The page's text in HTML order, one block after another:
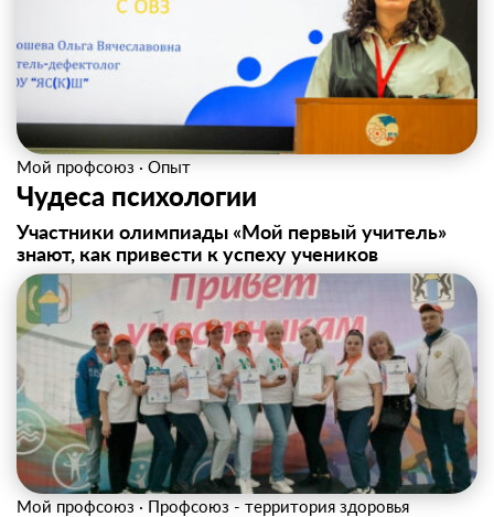
Мой профсоюз · Опыт
Чудеса психологии
Участники олимпиады «Мой первый учитель»
знают, как привести к успеху учеников
Мой профсоюз · Профсоюз - территория здоровья